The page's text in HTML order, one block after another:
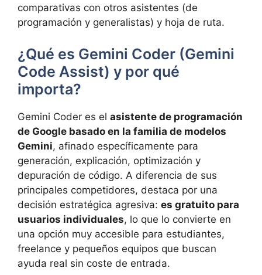
comparativas con otros asistentes (de
programación y generalistas) y hoja de ruta.
¿Qué es Gemini Coder (Gemini
Code Assist) y por qué
importa?
Gemini Coder es el asistente de programación
de Google basado en la familia de modelos
Gemini, afinado específicamente para
generación, explicación, optimización y
depuración de código. A diferencia de sus
principales competidores, destaca por una
decisión estratégica agresiva: es gratuito para
usuarios individuales, lo que lo convierte en
una opción muy accesible para estudiantes,
freelance y pequeños equipos que buscan
ayuda real sin coste de entrada.